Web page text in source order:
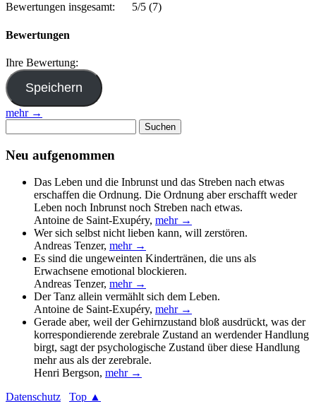
Bewertungen insgesamt: 5/5 (7)
Bewertungen
Ihre Bewertung:
mehr →
nach:
Neu aufgenommen
Das Leben und die Inbrunst und das Streben nach etwas
erschaffen die Ordnung. Die Ordnung aber erschafft weder
Leben noch Inbrunst noch Streben nach etwas.
Antoine de Saint-Exupéry, mehr →
Wer sich selbst nicht lieben kann, will zerstören.
Andreas Tenzer, mehr →
Es sind die ungeweinten Kindertränen, die uns als
Erwachsene emotional blockieren.
Andreas Tenzer, mehr →
Der Tanz allein vermählt sich dem Leben.
Antoine de Saint-Exupéry, mehr →
Gerade aber, weil der Gehirnzustand bloß ausdrückt, was der
korrespondierende zerebrale Zustand an werdender Handlung
birgt, sagt der psychologische Zustand über diese Handlung
mehr aus als der zerebrale.
Henri Bergson, mehr →
Datenschutz
Top ▲